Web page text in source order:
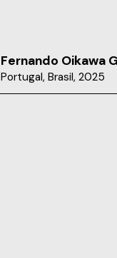
Fernando Oikawa
Portugal, Brasil, 2025